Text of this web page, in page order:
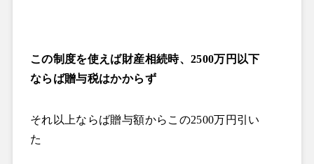
この制度を使えば財産相続時、 2500万円以下
ならば贈与税はかからず
それ以上ならば贈与額からこの2500万円引い
た